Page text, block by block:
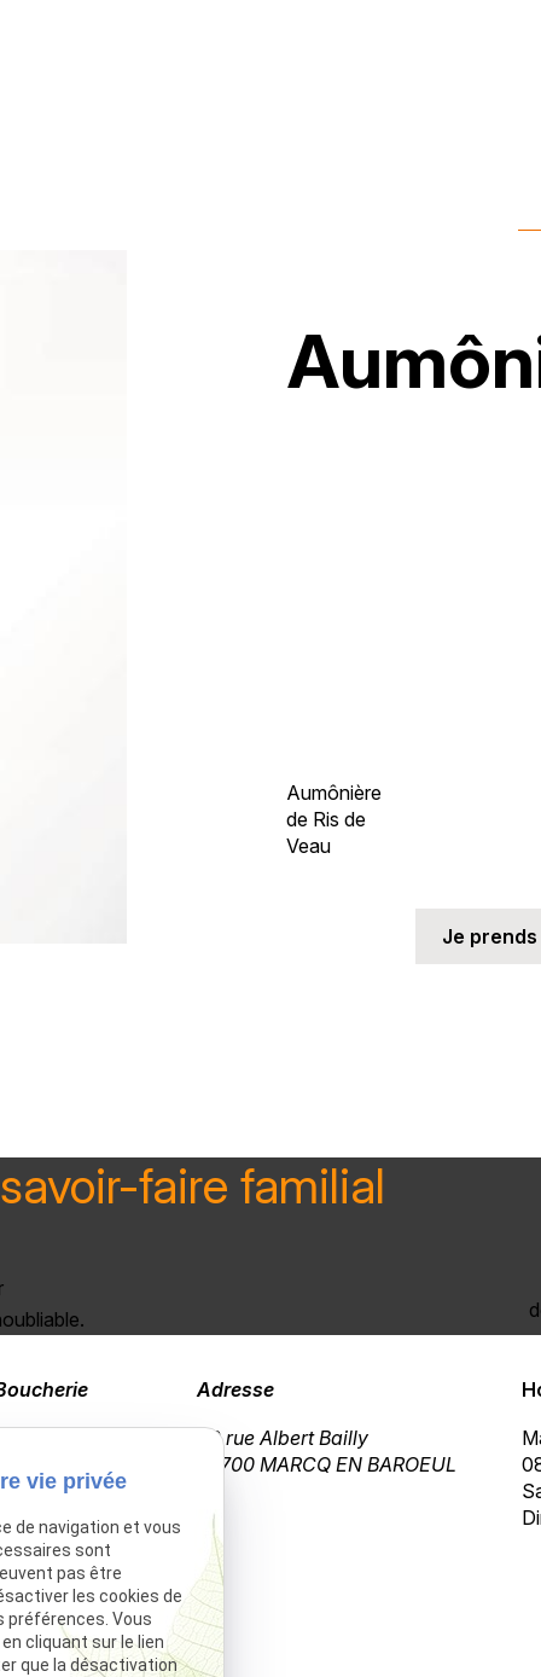
Aumônière
de Ris de
Veau
Je
savoir-faire familial
Adresse
69 rue Albert Bailly
59700 MARCQ EN BAROEUL
vie privée
de navigation et vous
sont
pas être
les cookies de
préférences. Vous
cliquant sur le lien
que la désactivation